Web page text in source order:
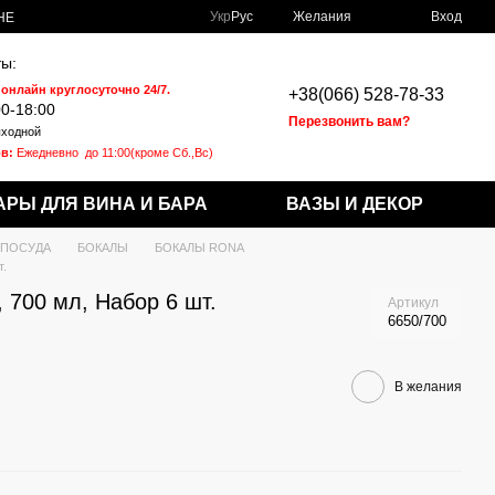
Укр Рус Желания Вход
круглосуточно 24/7.
18:00
Ежедневно до 11:00(кроме Сб.,Вс)
+38(066) 528-78-33
Перезвонить вам?
ДЛЯ ВИНА И БАРА ВАЗЫ И ДЕКОР
БОКАЛЫ
БОКАЛЫ RONA
700 мл, Набор 6 шт. Артикул
6650/700
В желания